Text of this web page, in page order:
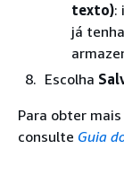
texto):
já
Escolha
Para obter
consulte Guia